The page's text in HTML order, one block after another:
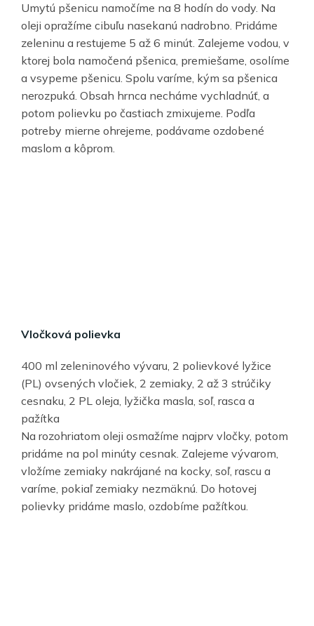
Umytú pšenicu namočíme na 8 hodín do vody. Na
oleji opražíme cibuľu nasekanú nadrobno. Pridáme
zeleninu a restujeme 5 až 6 minút. Zalejeme vodou, v
ktorej bola namočená pšenica, premiešame, osolíme
a vsypeme pšenicu. Spolu varíme, kým sa pšenica
nerozpuká. Obsah hrnca necháme vychladnúť, a
potom polievku po častiach zmixujeme. Podľa
potreby mierne ohrejeme, podávame ozdobené
maslom a kôprom.
Vločková polievka
400 ml zeleninového vývaru, 2 polievkové lyžice
(PL) ovsených vločiek, 2 zemiaky, 2 až 3 strúčiky
cesnaku, 2 PL oleja, lyžička masla, soľ, rasca a
pažítka
Na rozohriatom oleji osmažíme najprv vločky, potom
pridáme na pol minúty cesnak. Zalejeme vývarom,
vložíme zemiaky nakrájané na kocky, soľ, rascu a
varíme, pokiaľ zemiaky nezmäknú. Do hotovej
polievky pridáme maslo, ozdobíme pažítkou.